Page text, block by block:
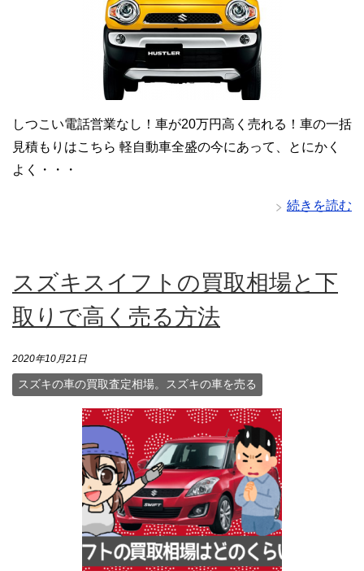
しつこい電話営業なし！車が20万円高く売れる！車の一括
見積もりはこちら 軽自動車全盛の今にあって、とにかく
よく・・・
続きを読む
スズキスイフトの買取相場と下
取りで高く売る方法
2020年10月21日
スズキの車の買取査定相場。スズキの車を売る